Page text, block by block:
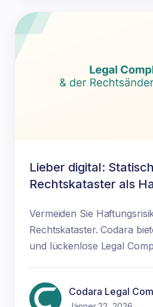
Lieber digital:
Rechtskataster als
Vermeiden Sie
Rechtskataster. Codara
und lückenlose Legal
Codara Legal